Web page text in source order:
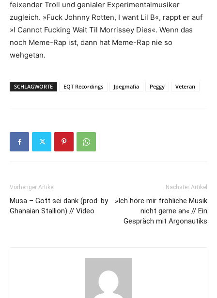
feixender Troll und genialer Experimentalmusiker
zugleich. »Fuck Johnny Rotten, I want Lil B«, rappt er auf
»I Cannot Fucking Wait Til Morrissey Dies«. Wenn das
noch Meme-Rap ist, dann hat Meme-Rap nie so
wehgetan.
SCHLAGWORTE EQT Recordings Jpegmafia Peggy Veteran
Vorheriger Artikel
Musa – Gott sei dank (prod. by
Ghanaian Stallion) // Video
Nächster Artikel
»Ich höre mir fröhliche Musik
nicht gerne an« // Ein
Gespräch mit Argonautiks